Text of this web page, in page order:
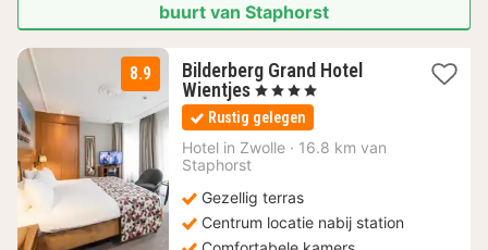
buurt van Staphorst
8.9
Bilderberg Grand Hotel
Wientjes 1
nacht
vanaf
128
, 4 Sterren
Rustig gelegen
Hotel in Zwolle · 16.8 km van
Staphorst
Gezellig terras
Centrum locatie nabij station